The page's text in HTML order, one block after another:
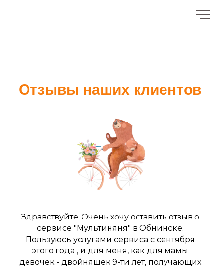
Отзывы наших клиентов
Здравствуйте. Очень хочу оставить отзыв о
сервисе "Мультиняня" в Обнинске.
Пользуюсь услугами сервиса с сентября
этого года , и для меня, как для мамы
девочек - двойняшек 9-ти лет, получающих